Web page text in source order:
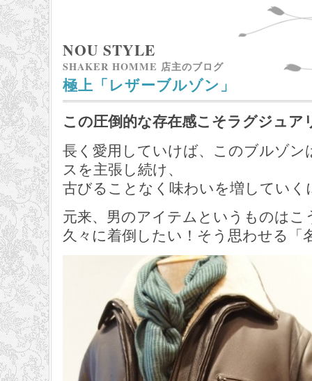
NOU STYLE
SHAKER HOMME 店主のブログ
極上「レザーブルゾン」
この圧倒的な存在感こそラグジュア
長く愛用していけば、このブルゾ
スを主張し続け、
古びることなく味わいを増してい
元来、男のアイテムというものはこ
久々に着倒したい！そう思わせる「